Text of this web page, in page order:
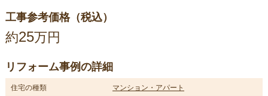
工事参考価格（税込）
約25万円
リフォーム事例の詳細
住宅の種類 マンション・アパート